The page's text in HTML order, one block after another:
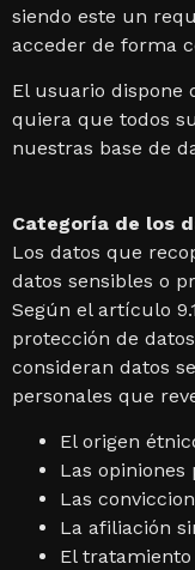
siendo este un
acceder de forma
El usuario dispone
quiera que todos
nuestras base de
Categoría de los
Los datos que
datos sensibles o
Según el artículo
protección de
consideran datos
personales que
El origen
Las opiniones
Las
La afiliación
El tratamiento